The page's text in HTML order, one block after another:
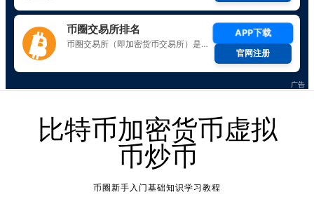
比特币加密货币虚拟
币炒币
币圈新手入门基础知识学习教程